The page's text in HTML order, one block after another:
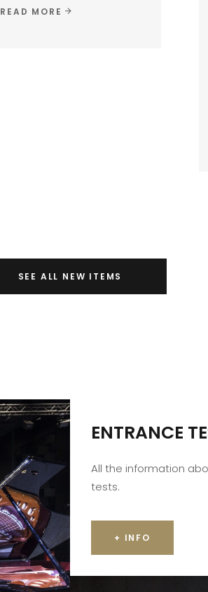
READ MORE
SEE ALL NEW ITEMS
ENTRANCE
All the information
tests.
+ INFO